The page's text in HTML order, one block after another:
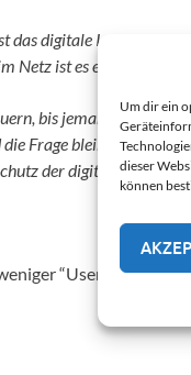
Um dir ein
dieser
können
digitale Ich eine
ist es eine Frage des
bis jemand die
Frage bleibt, ob man
der digitalen
“Username +